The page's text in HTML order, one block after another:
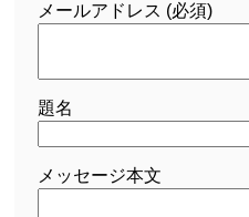
メールアドレス (必須)
題名
メッセージ本文